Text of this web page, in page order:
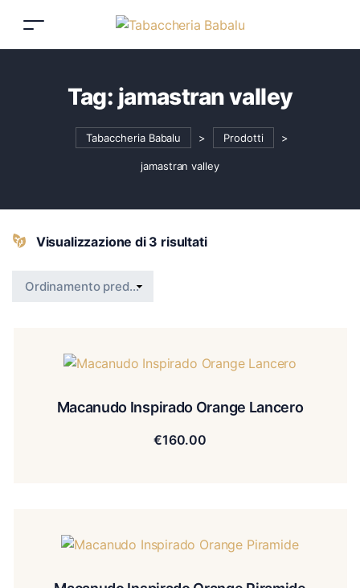
Tag: jamastran valley
Tabaccheria Babalu > Prodotti >
jamastran valley
Visualizzazione di 3 risultati
Macanudo Inspirado Orange Lancero
€160.00